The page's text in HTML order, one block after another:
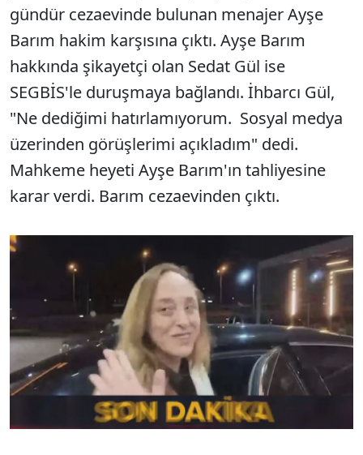
gündür cezaevinde bulunan menajer Ayşe
Barım hakim karşısına çıktı. Ayşe Barım
hakkında şikayetçi olan Sedat Gül ise
SEGBİS'le duruşmaya bağlandı. İhbarcı Gül,
"Ne dediğimi hatırlamıyorum. Sosyal medya
üzerinden görüşlerimi açıkladım" dedi.
Mahkeme heyeti Ayşe Barım'ın tahliyesine
karar verdi. Barım cezaevinden çıktı.